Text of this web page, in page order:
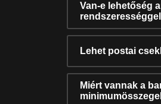
Van-e lehetőség
Lehet postai
Miért vannak a